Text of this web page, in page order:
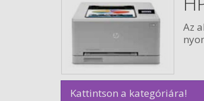
Az
Kattintson a kategóriára!